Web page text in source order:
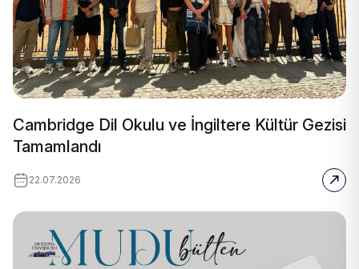
Cambridge Dil Okulu ve İngiltere Kültür Gezisi
Tamamlandı
22.07.2026